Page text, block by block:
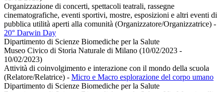
Organizzazione di concerti, spettacoli teatrali, rassegne
cinematografiche, eventi sportivi, mostre, esposizioni e altri eventi di
pubblica utilità aperti alla comunità (Organizzatore/Organizzatrice) -
20° Darwin Day
Dipartimento di Scienze Biomediche per la Salute
Museo Civico di Storia Naturale di Milano (10/02/2023 -
10/02/2023)
Attività di coinvolgimento e interazione con il mondo della scuola
(Relatore/Relatrice) - Micro e Macro esplorazione del corpo umano
Dipartimento di Scienze Biomediche per la Salute